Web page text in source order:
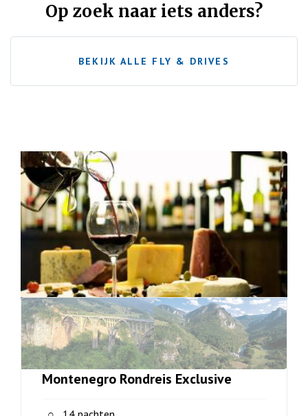
Op zoek naar iets anders?
BEKIJK ALLE FLY & DRIVES
Montenegro Rondreis Exclusive